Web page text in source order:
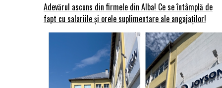
Adevărul ascuns din firmele din Alba! Ce se întâmplă de
fapt cu salariile și orele suplimentare ale angajaților!